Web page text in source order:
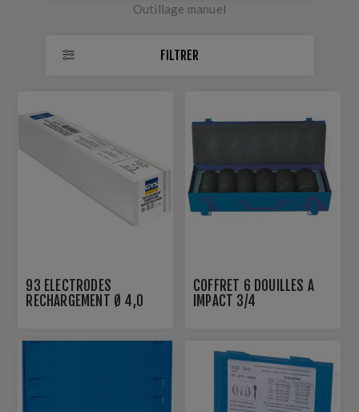
Outillage manuel
FILTRER
93 ÉLECTRODES
RECHARGEMENT Ø 4,0
COFFRET 6 DOUILLES À
IMPACT 3/4